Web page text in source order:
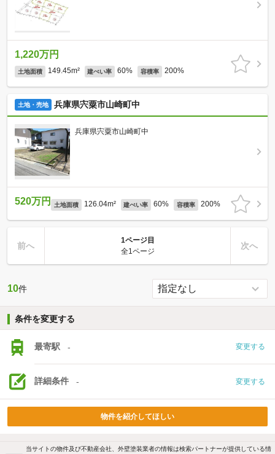
1,220万円
土地面積 149.45m² 建ぺい率 60% 容積率 200%
土地・売地 兵庫県宍粟市山崎町中
兵庫県宍粟市山崎町中
520万円 土地面積 126.04m² 建ぺい率 60% 容積率 200%
前へ
1ページ目
全1ページ
次へ
10件
条件を変更する
最寄駅 - 変更する
詳細条件 - 変更する
物件を紹介してほしい
当サイトの物件及び不動産会社、外壁塗装業者の情報は検索パートナーが提供している情